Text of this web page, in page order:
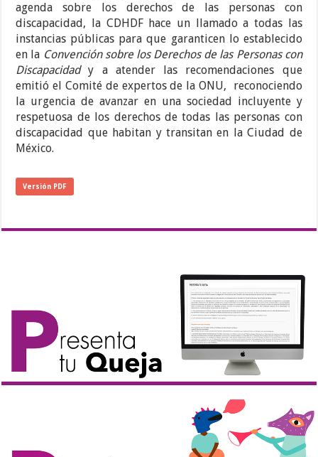
agenda sobre los derechos de las personas con
discapacidad, la CDHDF hace un llamado a todas las
instancias públicas para que garanticen lo establecido
en la Convención sobre los Derechos de las Personas con
Discapacidady a atender las recomendaciones que
emitió el Comité de expertos de la ONU, reconociendo
la urgencia de avanzar en una sociedad incluyente y
respetuosa de los derechos de todas las personas con
discapacidad que habitan y transitan en la Ciudad de
México.
Versión PDF